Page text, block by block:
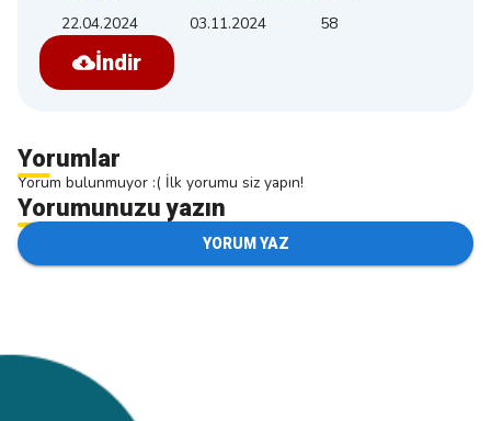
22.04.2024 03.11.2024 58
İndir
Yorumlar
Yorum bulunmuyor :( İlk yorumu siz yapın!
Yorumunuzu yazın
YORUM YAZ